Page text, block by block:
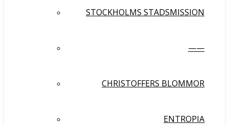
STOCKHOLMS STADSMISSION
——
CHRISTOFFERS BLOMMOR
ENTROPIA